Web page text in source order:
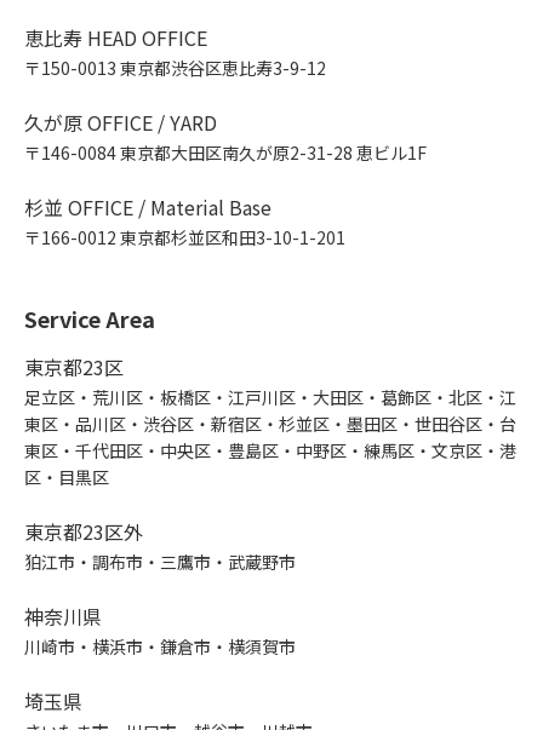
恵比寿 HEAD OFFICE
〒150-0013 東京都渋谷区恵比寿3-9-12
久が原 OFFICE / YARD
〒146-0084 東京都大田区南久が原2-31-28 恵ビル1F
杉並 OFFICE / Material Base
〒166-0012 東京都杉並区和田3-10-1-201
Service Area
東京都23区
足立区・荒川区・板橋区・江戸川区・大田区・葛飾区・北区・江
東区・品川区・渋谷区・新宿区・杉並区・墨田区・世田谷区・台
東区・千代田区・中央区・豊島区・中野区・練馬区・文京区・港
区・目黒区
東京都23区外
狛江市・調布市・三鷹市・武蔵野市
神奈川県
川崎市・横浜市・鎌倉市・横須賀市
埼玉県